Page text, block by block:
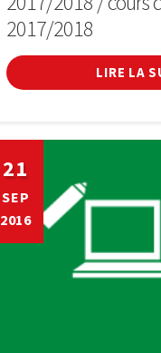
2017/2018
LIRE LA
21
SEP
2016